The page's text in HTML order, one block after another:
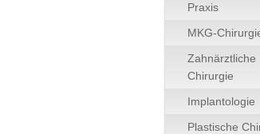
Praxis
MKG-
Zahnärztliche
Chirurgie
Implantologie
Plastische